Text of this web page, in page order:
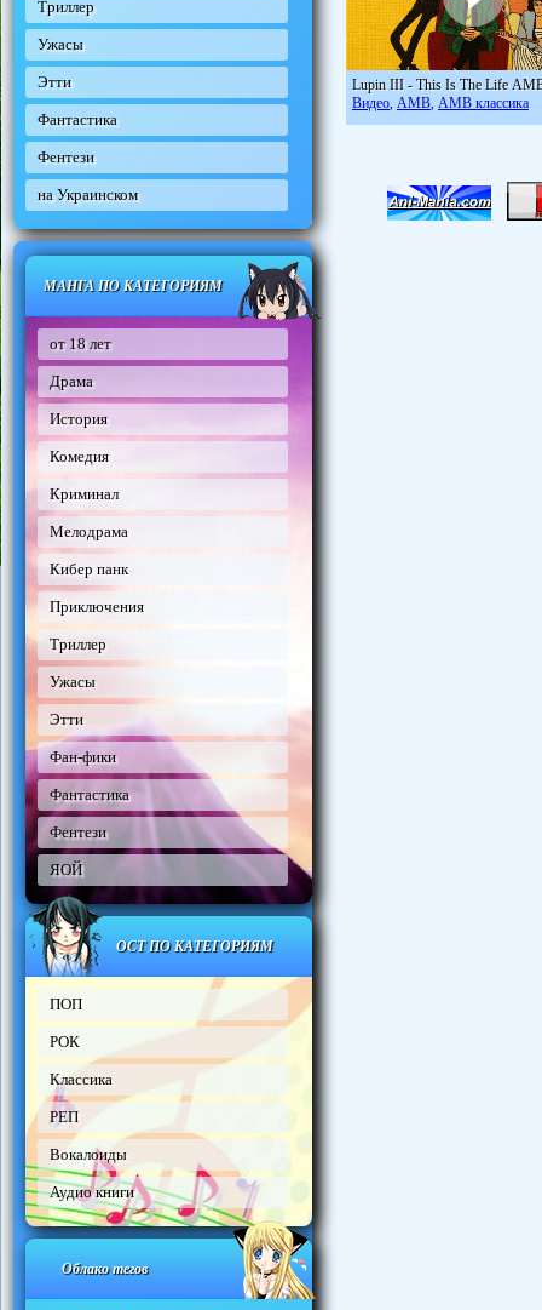
Триллер
Ужасы
Этти
Фантастика
Фентези
на Украинском
МАНГА ПО КАТЕГОРИЯМ
от 18 лет
Драма
История
Комедия
Криминал
Мелодрама
Кибер панк
Приключения
Триллер
Ужасы
Этти
Фан-фики
Фантастика
Фентези
ЯОЙ
ОСТ ПО КАТЕГОРИЯМ
ПОП
РОК
Классика
РЕП
Вокалоиды
Аудио книги
Облако тегов
Lupin III - This Is The Life
Видео АМВ АМВ классика